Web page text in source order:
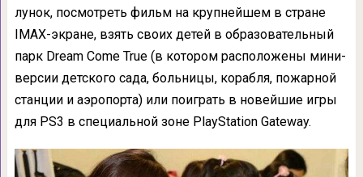
лунок, посмотреть фильм на крупнейшем в стране
IMAX-экране, взять своих детей в образовательный
парк Dream Come True (в котором расположены мини-
версии детского сада, больницы, корабля, пожарной
станции и аэропорта) или поиграть в новейшие игры
для PS3 в специальной зоне PlayStation Gateway.